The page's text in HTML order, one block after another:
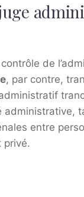
de
, par contre,
administrative,
entre
privé.